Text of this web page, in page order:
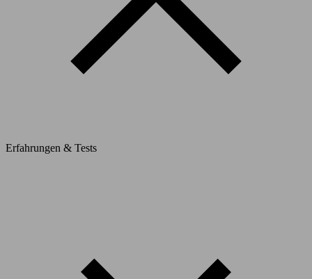
Erfahrungen & Tests